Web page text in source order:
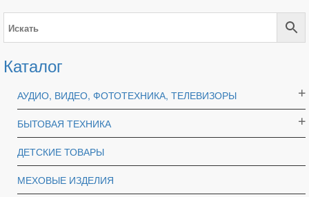
Каталог
АУДИО, ВИДЕО, ФОТОТЕХНИКА, ТЕЛЕВИЗОРЫ
БЫТОВАЯ ТЕХНИКА
ДЕТСКИЕ ТОВАРЫ
МЕХОВЫЕ ИЗДЕЛИЯ